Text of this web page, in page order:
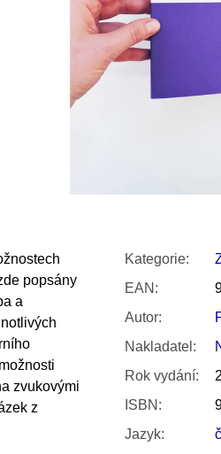
popsány
a
zvukovými
z
Kategorie:
EAN :
Autor:
Nakladatel :
Rok vydání:
ISBN :
Jazyk: